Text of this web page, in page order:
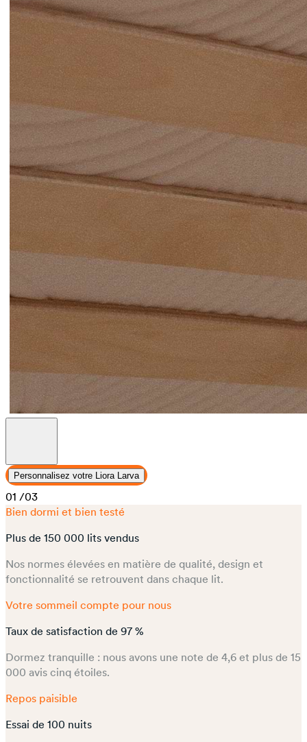
Personnalisez votre Liora Larva
01 /03
Bien dormi et bien testé
Plus de 150 000 lits vendus
Nos normes élevées en matière de qualité, design et
fonctionnalité se retrouvent dans chaque lit.
Votre sommeil compte pour nous
Taux de satisfaction de 97 %
Dormez tranquille : nous avons une note de 4,6 et plus de 15
000 avis cinq étoiles.
Repos paisible
Essai de 100 nuits